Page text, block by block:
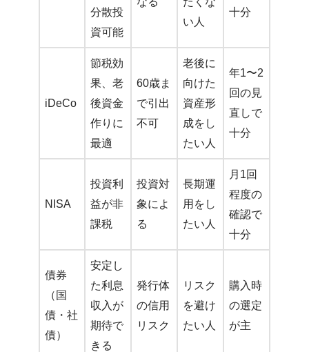
分散投
資可能
い人
十分
iDeCo
節税効
果、老
後資金
作りに
最適
60歳ま
で引出
不可
老後に
向けた
資産形
成をし
たい人
年1〜2
回の見
直しで
十分
NISA
投資利
益が非
課税
投資対
象によ
る
長期運
用をし
たい人
月1回
程度の
確認で
十分
債券
（国
債・社
債）
安定し
た利息
収入が
期待で
きる
発行体
の信用
リスク
リスク
を避け
たい人
購入時
の選定
が主